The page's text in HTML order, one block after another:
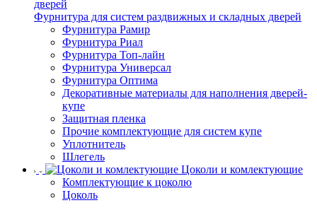
Фурнитура для систем раздвижных и складных дверей
Фурнитура Рамир
Фурнитура Риал
Фурнитура Топ-лайн
Фурнитура Универсал
Фурнитура Оптима
Декоративные материалы для наполнения дверей-
купе
Защитная пленка
Прочие комплектующие для систем купе
Уплотнитель
Шлегель
Цоколи и комлектующие
Комплектующие к цоколю
Цоколь